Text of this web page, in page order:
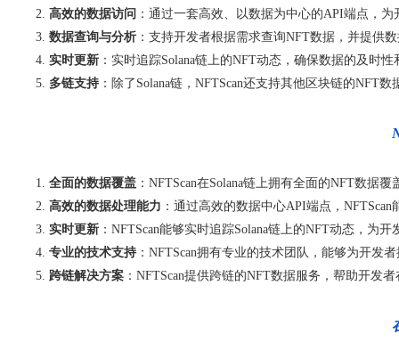
高效的数据访问 ：通过一套高效、以数据为中心的API端点，
数据查询与分析 ：支持开发者根据需求查询NFT数据，并提供
实时更新 ：实时追踪Solana链上的NFT动态，确保数据的及时性
多链支持 ：除了Solana链，NFTScan还支持其他区块链的NFT
全面的数据覆盖 ：NFTScan在Solana链上拥有全面的NFT数据
高效的数据处理能力 ：通过高效的数据中心API端点，
实时更新 ：NFTScan能够实时追踪Solana链上的NFT动态，为
专业的技术支持 ：NFTScan拥有专业的技术团队，能够为开发
跨链解决方案 ：NFTScan提供跨链的NFT数据服务，帮助开发